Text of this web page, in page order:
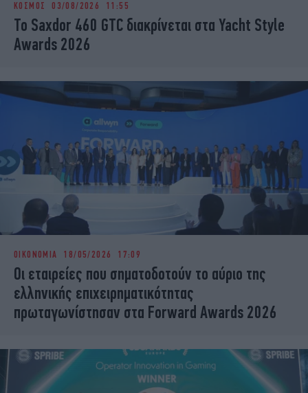
iBOOKS
OSCARS
THE OCEAN
MEDIA
NEWSLETTER
ΚΟΣΜΟΣ 03/08/2026 11:55
Το Saxdor 460 GTC διακρίνεται στα Yacht Style
Awards 2026
ΟΙΚΟΝΟΜΙΑ 18/05/2026 17:09
Οι εταιρείες που σηματοδοτούν το αύριο της
ελληνικής επιχειρηματικότητας
πρωταγωνίστησαν στα Forward Awards 2026